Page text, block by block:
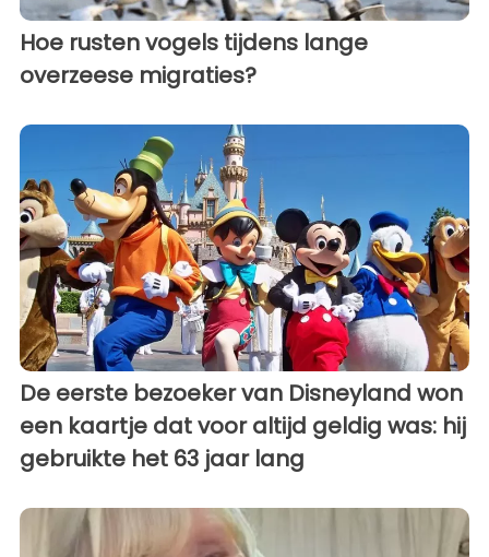
Hoe rusten vogels tijdens lange
overzeese migraties?
De eerste bezoeker van Disneyland won
een kaartje dat voor altijd geldig was: hij
gebruikte het 63 jaar lang